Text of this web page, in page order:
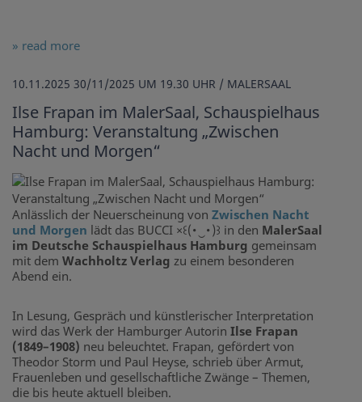
» read more
10.11.2025 30/11/2025 UM 19.30 UHR / MALERSAAL
Ilse Frapan im MalerSaal, Schauspielhaus
Hamburg: Veranstaltung „Zwischen
Nacht und Morgen“
Anlässlich der Neuerscheinung von Zwischen Nacht
und Morgen lädt das BUCCI ×꒰(･‿･)꒱ in den MalerSaal
im Deutsche Schauspielhaus Hamburg gemeinsam
mit dem Wachholtz Verlag zu einem besonderen
Abend ein.
In Lesung, Gespräch und künstlerischer Interpretation
wird das Werk der Hamburger Autorin Ilse Frapan
(1849–1908) neu beleuchtet. Frapan, gefördert von
Theodor Storm und Paul Heyse, schrieb über Armut,
Frauenleben und gesellschaftliche Zwänge – Themen,
die bis heute aktuell bleiben.